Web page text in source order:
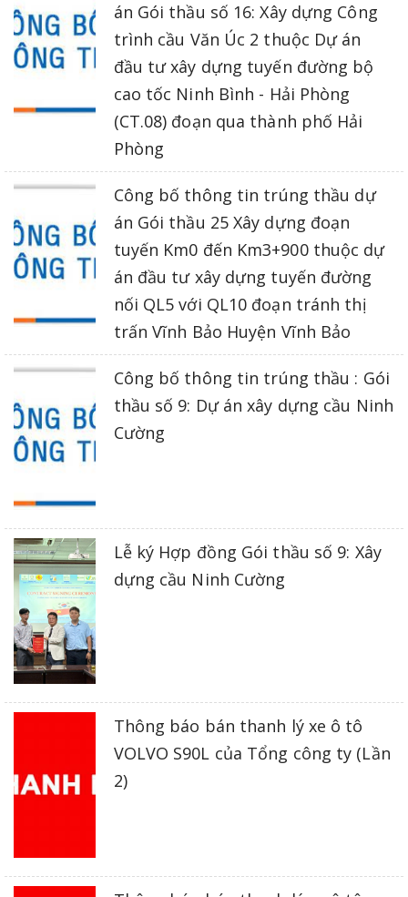
án Gói thầu số 16: Xây dựng Công
trình cầu Văn Úc 2 thuộc Dự án
đầu tư xây dựng tuyến đường bộ
cao tốc Ninh Bình - Hải Phòng
(CT.08) đoạn qua thành phố Hải
Phòng
Công bố thông tin trúng thầu dự
án Gói thầu 25 Xây dựng đoạn
tuyến Km0 đến Km3+900 thuộc dự
án đầu tư xây dựng tuyến đường
nối QL5 với QL10 đoạn tránh thị
trấn Vĩnh Bảo Huyện Vĩnh Bảo
Công bố thông tin trúng thầu : Gói
thầu số 9: Dự án xây dựng cầu Ninh
Cường
Lễ ký Hợp đồng Gói thầu số 9: Xây
dựng cầu Ninh Cường
Thông báo bán thanh lý xe ô tô
VOLVO S90L của Tổng công ty (Lần
2)